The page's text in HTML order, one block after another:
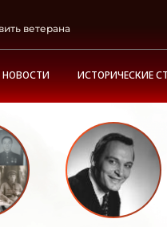
ветерана
НОВОСТИ ИСТОРИЧЕСКИЕ